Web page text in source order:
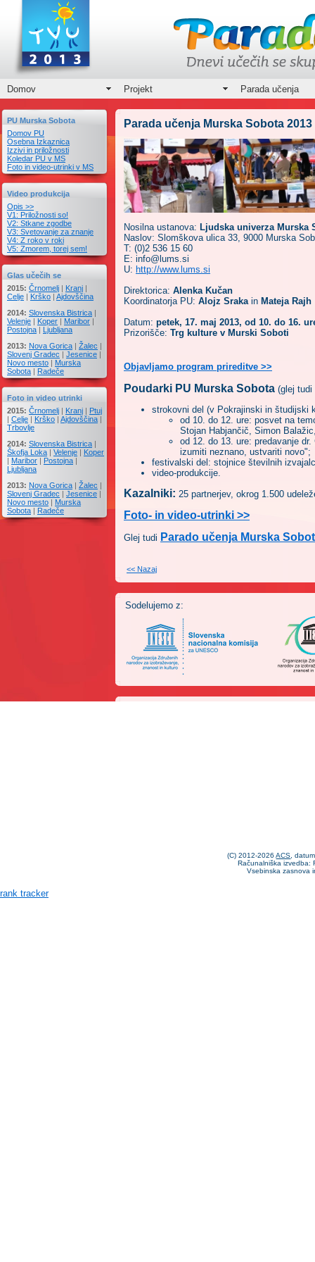
Domov Projekt Parada učenja
PU Murska Sobota
Domov PU
Osebna Izkaznica
Izzivi in priložnosti
Koledar PU v MS
Foto in video-utrinki v MS
Video produkcija
Opis >>
V1: Priložnosti so!
V2: Stkane zgodbe
V3: Svetovanje za znanje
V4: Z roko v roki
V5: Zmorem, torej sem!
Glas učečih se
2015: Črnomelj | Kranj |
Celje | Krško | Ajdovščina
2014: Slovenska Bistrica |
Velenje | Koper | Maribor |
Postojna | Ljubljana
2013: Nova Gorica | Žalec |
Slovenj Gradec | Jesenice |
Novo mesto | Murska
Sobota | Radeče
Foto in video utrinki
2015: Črnomelj | Kranj | Ptuj
| Celje | Krško | Ajdovščina |
Trbovlje
2014: Slovenska Bistrica |
Škofja Loka | Velenje | Koper
| Maribor | Postojna |
Ljubljana
2013: Nova Gorica | Žalec |
Slovenj Gradec | Jesenice |
Novo mesto | Murska
Sobota | Radeče
Parada učenja Murska Sobota 2013
Nosilna ustanova: Ljudska univerza Murska
Naslov: Slomškova ulica 33, 9000 Murska
T: (0)2 536 15 60
E: info@lums.si
U: http://www.lums.si
Direktorica: Alenka Kučan
Koordinatorja PU: Alojz Srakain Mateja Rajh
Datum: petek, 17. maj 2013, od 10. do 16.
Prizorišče: Trg kulture v Murski Soboti
Objavljamo program prireditve >>
Poudarki PU Murska Sobota (glej tudi
strokovni del (v Pokrajinski in študijski
od 10. do 12. ure: posvet na
Stojan Habjančič, Simon
od 12. do 13. ure: predavanje
izumiti neznano, ustvariti novo";
festivalski del: stojnice številnih
video-produkcije.
Kazalniki: 25 partnerjev, okrog 1.500
Foto- in video-utrinki >>
Glej tudi Parado učenja Murska
<< Nazaj
Sodelujemo z:
(C) 2012-2026ACS ,
Računalniška izvedba:
Vsebinska zasnova
rank tracker